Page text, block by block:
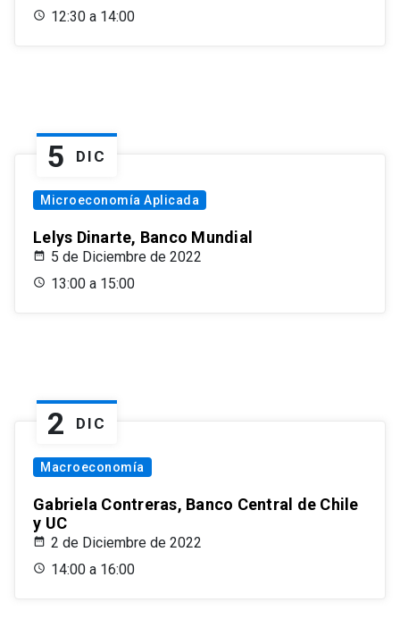
12:30 a 14:00
5 DIC
Microeconomía Aplicada
Lelys Dinarte, Banco Mundial
5 de Diciembre de 2022
13:00 a 15:00
2 DIC
Macroeconomía
Gabriela Contreras, Banco Central de Chile
y UC
2 de Diciembre de 2022
14:00 a 16:00